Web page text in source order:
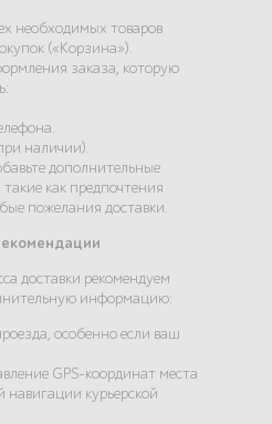
необходимых товаров
(«Корзина»).
заказа, которую
наличии).
дополнительные
как предпочтения
пожелания доставки.
доставки рекомендуем
информацию:
особенно если ваш
GPS-координат места
навигации курьерской